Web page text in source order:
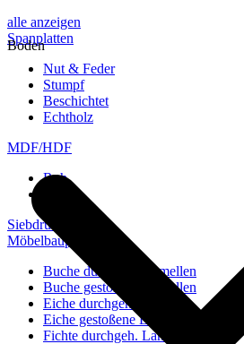
alle anzeigen
Spanplatten
Nut & Feder
Stumpf
Beschichtet
Echtholz
MDF/HDF
Roh
Siebdruckplatten
Möbelbauplatten
Buche durchgeh. Lamellen
Buche gestoßene Lamellen
Eiche durchgeh. Lamellen
Eiche gestoßene Lamellen
Fichte durchgeh. Lamellen
Boden